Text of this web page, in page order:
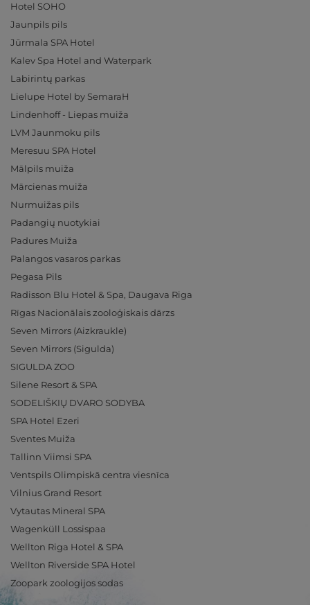
Hotel SOHO
Jaunpils pils
Jūrmala SPA Hotel
Kalev Spa Hotel and Waterpark
Labirintų parkas
Lielupe Hotel by SemaraH
Lindenhoff - Liepas muiža
LVM Jaunmoku pils
Meresuu SPA Hotel
Mālpils muiža
Mārcienas muiža
Nurmuižas pils
Padangių nuotykiai
Padures Muiža
Palangos vasaros parkas
Pegasa Pils
Radisson Blu Hotel & Spa, Daugava Riga
Rīgas Nacionālais zooloģiskais dārzs
Seven Mirrors (Aizkraukle)
Seven Mirrors (Sigulda)
SIGULDA ZOO
Silene Resort & SPA
SODELIŠKIŲ DVARO SODYBA
SPA Hotel Ezeri
Sventes Muiža
Tallinn Viimsi SPA
Ventspils Olimpiskā centra viesnīca
Vilnius Grand Resort
Vytautas Mineral SPA
Wagenküll Lossispaa
Wellton Riga Hotel & SPA
Wellton Riverside SPA Hotel
Zoopark zoologijos sodas